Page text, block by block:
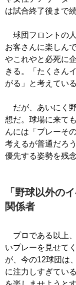
は試合終了後まで
球団フロントの
お客さんに楽しん
やこれやと必死に
きる。「たくさん
がる」と考えてい
だが、あいにく
想だ。球場に来て
んには「プレーそ
考えるが普通だろ
優先する姿勢を残
「野球以外の
関係者
プロである以上
いプレーを見せて
が、今の12球団は
に注力しすぎてい